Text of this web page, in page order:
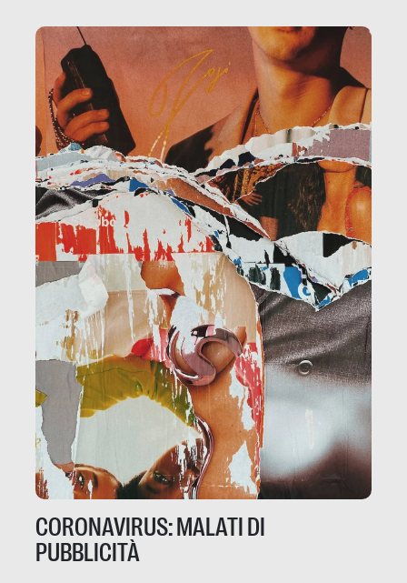
CORONAVIRUS: MALATI DI
PUBBLICITÀ